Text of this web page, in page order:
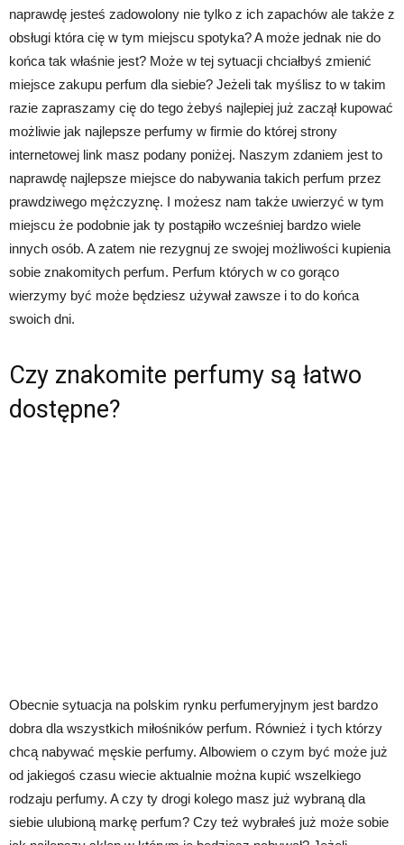
naprawdę jesteś zadowolony nie tylko z ich zapachów ale także z
obsługi która cię w tym miejscu spotyka? A może jednak nie do
końca tak właśnie jest? Może w tej sytuacji chciałbyś zmienić
miejsce zakupu perfum dla siebie? Jeżeli tak myślisz to w takim
razie zapraszamy cię do tego żebyś najlepiej już zaczął kupować
możliwie jak najlepsze perfumy w firmie do której strony
internetowej link masz podany poniżej. Naszym zdaniem jest to
naprawdę najlepsze miejsce do nabywania takich perfum przez
prawdziwego mężczyznę. I możesz nam także uwierzyć w tym
miejscu że podobnie jak ty postąpiło wcześniej bardzo wiele
innych osób. A zatem nie rezygnuj ze swojej możliwości kupienia
sobie znakomitych perfum. Perfum których w co gorąco
wierzymy być może będziesz używał zawsze i to do końca
swoich dni.
Czy znakomite perfumy są łatwo
dostępne?
Obecnie sytuacja na polskim rynku perfumeryjnym jest bardzo
dobra dla wszystkich miłośników perfum. Również i tych którzy
chcą nabywać męskie perfumy. Albowiem o czym być może już
od jakiegoś czasu wiecie aktualnie można kupić wszelkiego
rodzaju perfumy. A czy ty drogi kolego masz już wybraną dla
siebie ulubioną markę perfum? Czy też wybrałeś już może sobie